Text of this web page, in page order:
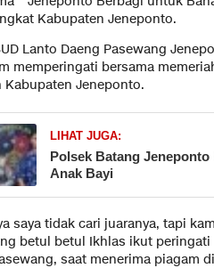
Kabupaten Jeneponto.
Lanto Daeng Pasewang
memperingati bersama
Kabupaten Jeneponto.
LIHAT JUGA:
Polsek Batang
Anak Bayi
saya tidak cari juaranya, tapi
betul betul Ikhlas ikut peringati
saat menerima piagam